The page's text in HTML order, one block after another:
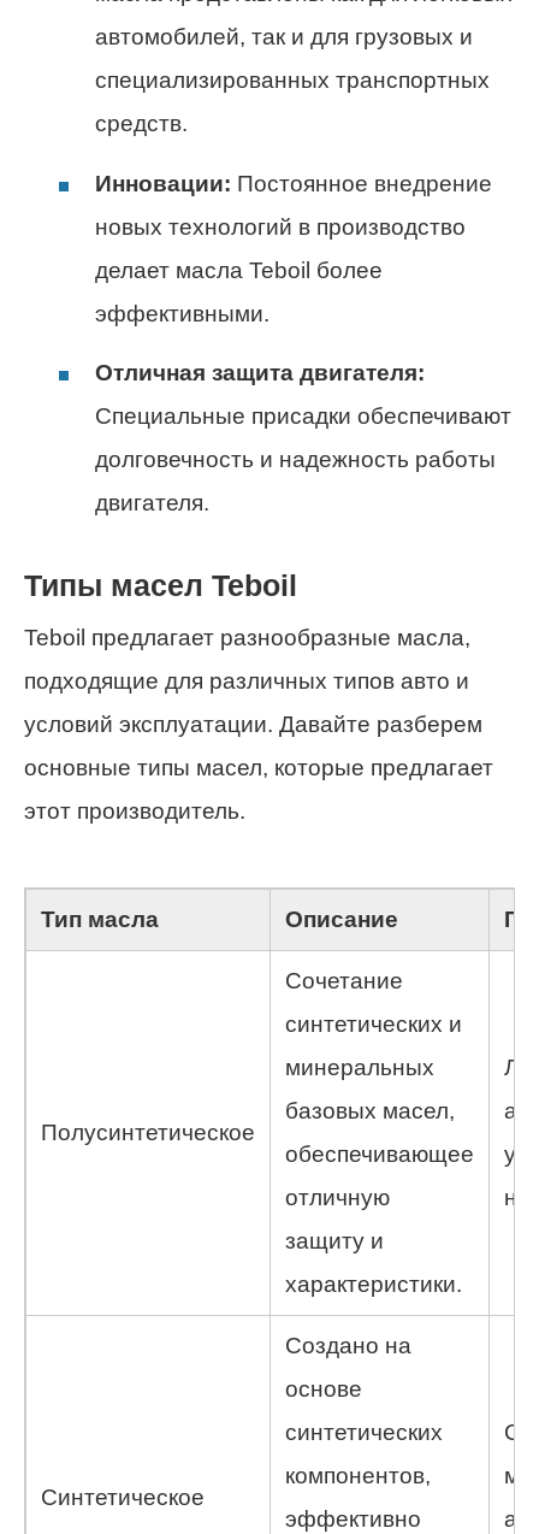
автомобилей, так и для грузовых и
специализированных транспортных
средств.
Инновации: Постоянное внедрение
новых технологий в производство
делает масла Teboil более
эффективными.
Отличная защита двигателя:
Специальные присадки обеспечивают
долговечность и надежность работы
двигателя.
Типы масел Teboil
Teboil предлагает разнообразные масла,
подходящие для различных типов авто и
условий эксплуатации. Давайте разберем
основные типы масел, которые предлагает
этот производитель.
Тип масла Описание
Полусинтетическое
Сочетание
синтетических и
минеральных
базовых масел,
обеспечивающее
отличную
защиту и
характеристики.
Синтетическое
Создано на
основе
синтетических
компонентов,
эффективно